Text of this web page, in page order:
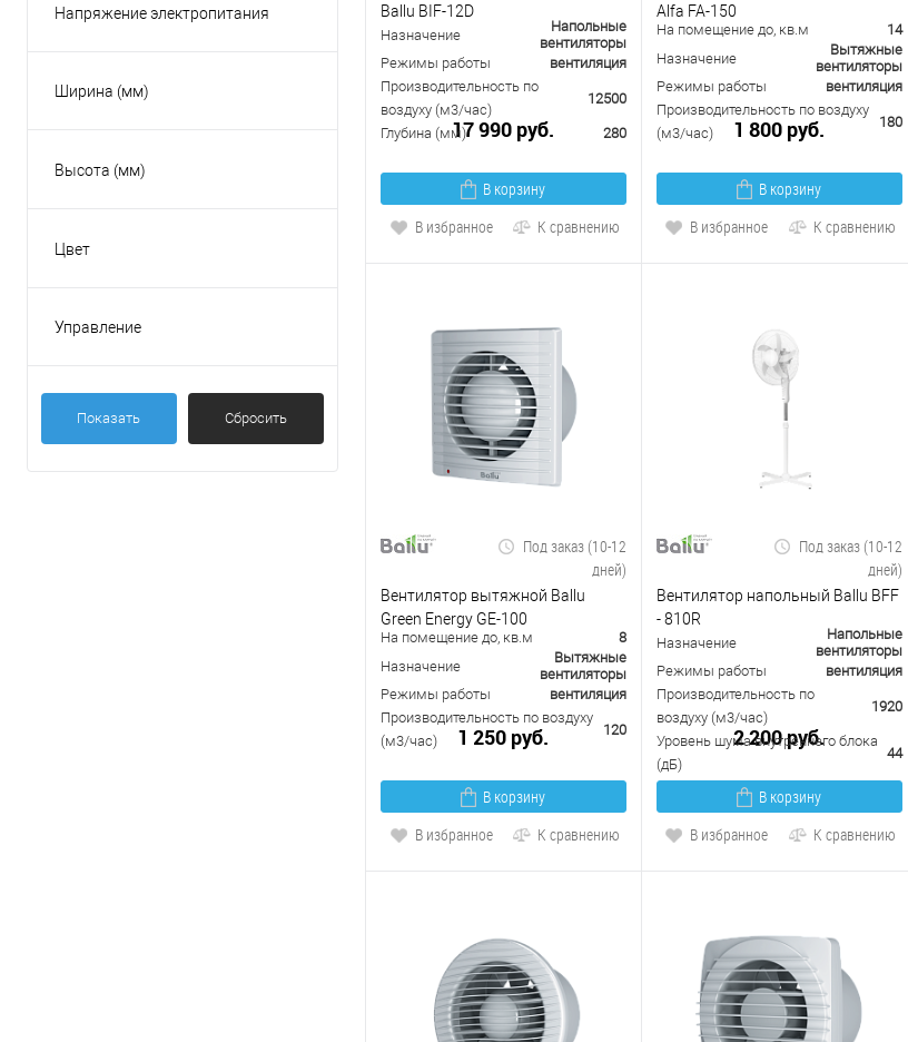
Напряжение электропитания
Ширина (мм)
Высота (мм)
Цвет
Управление
Показать Сбросить
Ballu BIF-12D
Назначение
Напольные
вентиляторы
Режимы работы
вентиляция
Производительность по
воздуху (м3/час)
12500
Глубина (мм) 280
17 990 руб.
В корзину
В избранное
К сравнению
Alfa FA-150
На помещение до, кв.м
14
Назначение
Вытяжные
вентиляторы
Режимы работы
вентиляция
Производительность по воздуху
(м3/час)
180
1 800 руб.
В корзину
В избранное
К сравнению
Под заказ (10-12
дней)
Вентилятор вытяжной Ballu
Green Energy GE-100
На помещение до, кв.м
8
Назначение
Вытяжные
вентиляторы
Режимы работы
вентиляция
Производительность по воздуху
(м3/час)
120
1 250 руб.
В корзину
В избранное
К сравнению
Под заказ (10-12
дней)
Вентилятор напольный Ballu BFF
- 810R
Назначение
Напольные
вентиляторы
Режимы работы
вентиляция
Производительность по
воздуху (м3/час)
1920
Уровень шума внутреннего блока
(дБ)
44
2 200 руб.
В корзину
В избранное
К сравнению